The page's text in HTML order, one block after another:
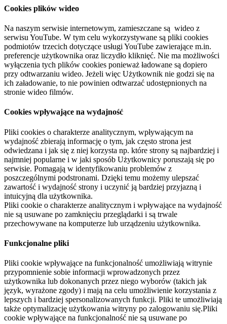
Cookies plików wideo
Na naszym serwisie internetowym, zamieszczane są wideo z
serwisu YouTube. W tym celu wykorzystywane są pliki cookies
podmiotów trzecich dotyczące usługi YouTube zawierające m.in.
preferencje użytkownika oraz liczydło kliknięć. Nie ma możliwości
wyłączenia tych plików cookies ponieważ ładowane są dopiero
przy odtwarzaniu wideo. Jeżeli więc Użytkownik nie godzi się na
ich załadowanie, to nie powinien odtwarzać udostępnionych na
stronie wideo filmów.
Cookies wpływające na wydajność
Pliki cookies o charakterze analitycznym, wpływającym na
wydajność zbierają informację o tym, jak często strona jest
odwiedzana i jak się z niej korzysta np. które strony są najbardziej i
najmniej popularne i w jaki sposób Użytkownicy poruszają się po
serwisie. Pomagają w identyfikowaniu problemów z
poszczególnymi podstronami. Dzięki temu możemy ulepszać
zawartość i wydajność strony i uczynić ją bardziej przyjazną i
intuicyjną dla użytkownika.
Pliki cookie o charakterze analitycznym i wpływające na wydajność
nie są usuwane po zamknięciu przeglądarki i są trwale
przechowywane na komputerze lub urządzeniu użytkownika.
Funkcjonalne pliki
Pliki cookie wpływające na funkcjonalność umożliwiają witrynie
przypomnienie sobie informacji wprowadzonych przez
użytkownika lub dokonanych przez niego wyborów (takich jak
język, wyrażone zgody) i mają na celu umożliwienie korzystania z
lepszych i bardziej spersonalizowanych funkcji. Pliki te umożliwiają
także optymalizację użytkowania witryny po zalogowaniu się.Pliki
cookie wpływające na funkcjonalność nie są usuwane po